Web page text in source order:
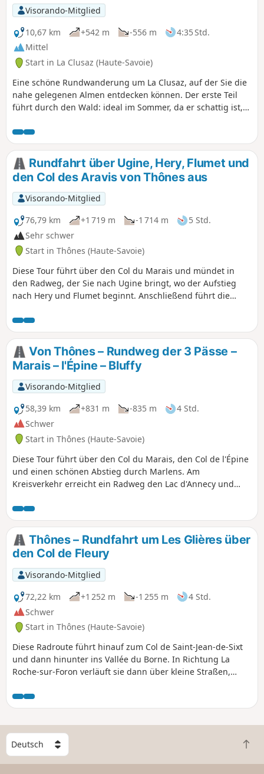
Visorando-Mitglied
10,67 km
+542 m -556 m
4:35 Std.
Mittel
Start in La Clusaz (Haute-Savoie)
Eine schöne Rundwanderung um La Clusaz, auf der Sie die
nahe gelegenen Almen entdecken können. Der erste Teil
führt durch den Wald: ideal im Sommer, da er schattig ist,
Waldrand angekommen, bietet sich Ihnen ein
atemberaubender Blick auf das Tal mit wunderschönen
Panoramen auf Les Aravis und das Dorf La Clusaz.
Rundfahrt über Ugine, Hery, Flumet und
den Col des Aravis von Thônes aus
Visorando-Mitglied
76,79 km
+1 719 m -1 714 m
5 Std.
Sehr schwer
Start in Thônes (Haute-Savoie)
Diese Tour führt über den Col du Marais und mündet in
den Radweg, der Sie nach Ugine bringt, wo der Aufstieg
nach Hery und Flumet beginnt. Anschließend führt die
Beginn des steilen Aufstiegs zum Col des Aravis. Dann folgt
nur noch die Abfahrt, die nacheinander durch La Clusaz,
Saint-Jean-de-Sixt und Thônes führt.
Von Thônes – Rundweg der 3 Pässe –
Marais – l'Épine – Bluffy
Visorando-Mitglied
58,39 km
+831 m -835 m
4 Std.
Schwer
Start in Thônes (Haute-Savoie)
Diese Tour führt über den Col du Marais, den Col de l'Épine
und einen schönen Abstieg durch Marlens. Am
Kreisverkehr erreicht ein Radweg den Lac d'Annecy und
Talloires hinauf nach Menthon-Saint-Bernard. Nun müssen
Sie nur noch den Col de Bluffy hinaufsteigen, um wieder
auf die Seite von Thônes zu gelangen.
Thônes – Rundfahrt um Les Glières über
den Col de Fleury
Visorando-Mitglied
72,22 km
+1 252 m -1 255 m
4 Std.
Schwer
Start in Thônes (Haute-Savoie)
Diese Radroute führt hinauf zum Col de Saint-Jean-de-Sixt
und dann hinunter ins Vallée du Borne. In Richtung La
Roche-sur-Foron verläuft sie dann über kleine Straßen,
Dorf Thorens-Glières, weiter in Richtung Aviernoz und
schließlich zum Dorf Naves-Parmelan. Die Strecke biegt
führt über einen Radweg ins Zentrum von Thônes.
W
ä
h
Z
u